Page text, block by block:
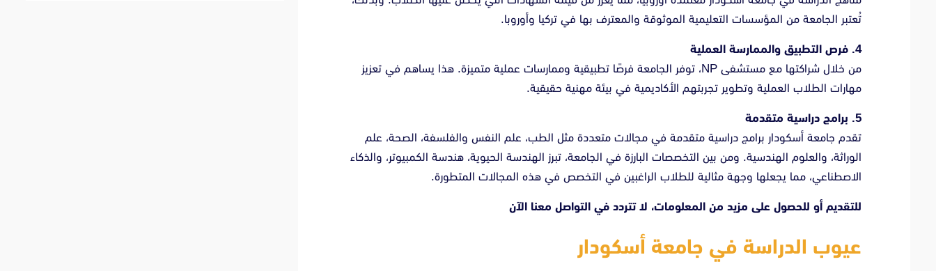
تُعتبر الجامعة من المؤسسات التعليمية الموثوقة والمعترف بها في تركيا وأوروبا.
4. فرص التطبيق والممارسة العملية
من خلال شراكتها مع مستشفى NP، توفر الجامعة فرصًا تطبيقية وممارسات عملية متميزة. هذا يساهم في تعزيز
مهارات الطلاب العملية وتطوير تجربتهم الأكاديمية في بيئة مهنية حقيقية.
5. برامج دراسية متقدمة
تقدم جامعة أسكودار برامج دراسية متقدمة في مجالات متعددة مثل الطب، علم النفس والفلسفة، الصحة، علم
الوراثة، والعلوم الهندسية. ومن بين التخصصات البارزة في الجامعة، تبرز الهندسة الحيوية، هندسة الكمبيوتر، والذكاء
الاصطناعي، مما يجعلها وجهة مثالية للطلاب الراغبين في التخصص في هذه المجالات المتطورة.
للتقديم أو للحصول على مزيد من المعلومات، لا تتردد في التواصل معنا الآن
عيوب الدراسة في جامعة أسكودار